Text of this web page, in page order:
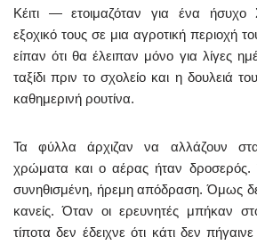
Κέιτι — ετοιμαζόταν για ένα ήσυχο
εξοχικό τους σε μια αγροτική περιοχή
είπαν ότι θα έλειπαν μόνο για λίγες
ταξίδι πριν το σχολείο και η δουλειά
καθημερινή ρουτίνα.
Τα φύλλα άρχιζαν να αλλάζουν
χρώματα και ο αέρας ήταν δροσερός.
συνηθισμένη, ήρεμη απόδραση. Όμως
κανείς. Όταν οι ερευνητές μπήκαν
τίποτα δεν έδειχνε ότι κάτι δεν